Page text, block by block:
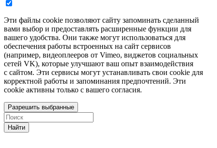
Эти файлы cookie позволяют сайту запоминать сделанный
вами выбор и предоставлять расширенные функции для
вашего удобства. Они также могут использоваться для
обеспечения работы встроенных на сайт сервисов
(например, видеоплееров от Vimeo, виджетов социальных
сетей VK), которые улучшают ваш опыт взаимодействия
с сайтом. Эти сервисы могут устанавливать свои cookie для
корректной работы и запоминания предпочтений. Эти
cookie активны только с вашего согласия.
Разрешить выбранные
Найти